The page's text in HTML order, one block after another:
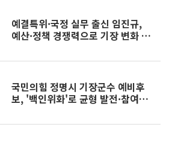
예결특위·국정 실무 출신 임진규,
예산·정책 경쟁력으로 기장 변화 선
국민의힘 정명시 기장군수 예비후
보, '백인위화'로 균형 발전·참여행